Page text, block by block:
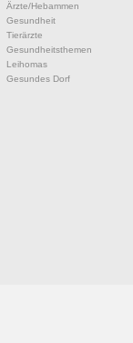
Ärzte/Hebammen
Gesundheit
Tierärzte
Gesundheitsthemen
Leihomas
Gesundes Dorf